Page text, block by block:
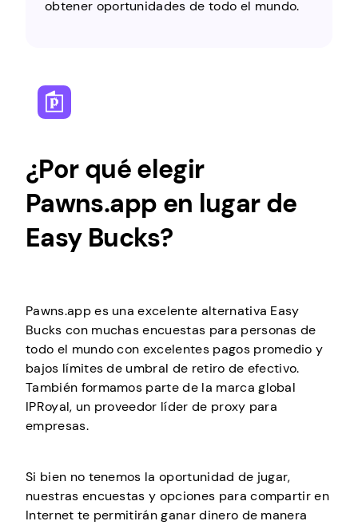
obtener oportunidades de todo el mundo.
¿Por qué elegir
Pawns.app en lugar de
Easy Bucks?
Pawns.app es una excelente alternativa Easy
Bucks con muchas encuestas para personas de
todo el mundo con excelentes pagos promedio y
bajos límites de umbral de retiro de efectivo.
También formamos parte de la marca global
IPRoyal, un proveedor líder de proxy para
empresas.
Si bien no tenemos la oportunidad de jugar,
nuestras encuestas y opciones para compartir en
Internet te permitirán ganar dinero de manera